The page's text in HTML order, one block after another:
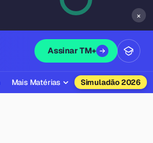
×
Assinar TM+
Mais Matérias Simuladão 2026